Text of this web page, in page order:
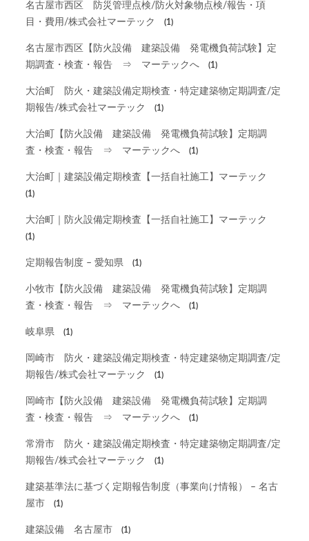
名古屋市西区 防災管理点検/防火対象物点検/報告・項
目・費用/株式会社マーテック
(1)
名古屋市西区【防火設備 建築設備 発電機負荷試験】定
期調査・検査・報告 ⇒ マーテックへ
(1)
大治町 防火・建築設備定期検査・特定建築物定期調査/定
期報告/株式会社マーテック
(1)
大治町【防火設備 建築設備 発電機負荷試験】定期調
査・検査・報告 ⇒ マーテックへ
(1)
大治町｜建築設備定期検査【一括自社施工】マーテック
(1)
大治町｜防火設備定期検査【一括自社施工】マーテック
(1)
定期報告制度 – 愛知県 (1)
小牧市【防火設備 建築設備 発電機負荷試験】定期調
査・検査・報告 ⇒ マーテックへ
(1)
岐阜県 (1)
岡崎市 防火・建築設備定期検査・特定建築物定期調査/定
期報告/株式会社マーテック
(1)
岡崎市【防火設備 建築設備 発電機負荷試験】定期調
査・検査・報告 ⇒ マーテックへ
(1)
常滑市 防火・建築設備定期検査・特定建築物定期調査/定
期報告/株式会社マーテック
(1)
建築基準法に基づく定期報告制度（事業向け情報） – 名古
屋市
(1)
建築設備 名古屋市 (1)